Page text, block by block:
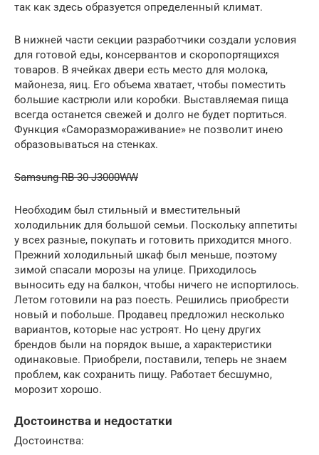
так как здесь образуется определенный климат.
В нижней части секции разработчики создали условия
для готовой еды, консервантов и скоропортящихся
товаров. В ячейках двери есть место для молока,
майонеза, яиц. Его объема хватает, чтобы поместить
большие кастрюли или коробки. Выставляемая пища
всегда останется свежей и долго не будет портиться.
Функция «Саморазмораживание» не позволит инею
образовываться на стенках.
Samsung RB-30 J3000WW
Необходим был стильный и вместительный
холодильник для большой семьи. Поскольку аппетиты
у всех разные, покупать и готовить приходится много.
Прежний холодильный шкаф был меньше, поэтому
зимой спасали морозы на улице. Приходилось
выносить еду на балкон, чтобы ничего не испортилось.
Летом готовили на раз поесть. Решились приобрести
новый и побольше. Продавец предложил несколько
вариантов, которые нас устроят. Но цену других
брендов были на порядок выше, а характеристики
одинаковые. Приобрели, поставили, теперь не знаем
проблем, как сохранить пищу. Работает бесшумно,
морозит хорошо.
Достоинства и недостатки
Достоинства: